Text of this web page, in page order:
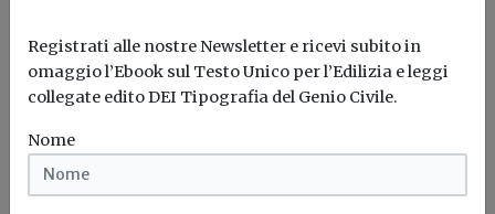
Sono necessari investimenti per aumentare la
produzione nazionale su tutta la filiera...
Registrati alle nostre Newsletter e ricevi subito in
omaggio l’Ebook sul Testo Unico per l’Edilizia e leggi
collegate edito DEI Tipografia del Genio Civile.
Nome